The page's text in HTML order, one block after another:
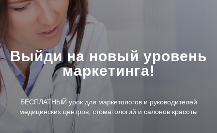
Выйди на новый уровень
маркетинга!
БЕСПЛАТНЫЙ урок для маркетологов и руководителей
медицинских центров, стоматологий и салонов красоты